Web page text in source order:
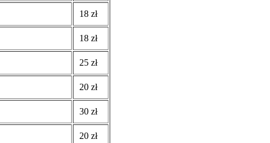
18 zł
18 zł
25 zł
20 zł
30 zł
20 zł